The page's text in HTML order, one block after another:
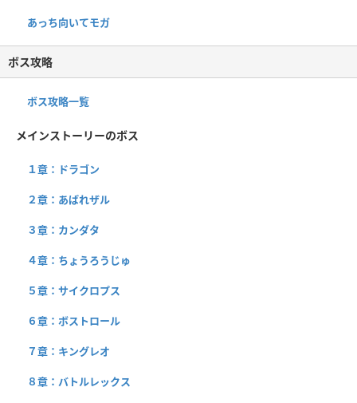
あっち向いてモガ
ボス攻略
ボス攻略一覧
メインストーリーのボス
１章：ドラゴン
２章：あばれザル
３章：カンダタ
４章：ちょうろうじゅ
５章：サイクロプス
６章：ボストロール
７章：キングレオ
８章：バトルレックス